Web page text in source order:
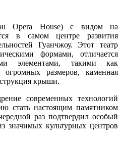
Opera House) с видом на
в самом центре развития
Гуанчжоу. Этот театр
формами, отличается
элементами, такими как
огромных размеров, каменная
крыши.
современных технологий
стать настоящим памятником
раз подтвердил особый
значимых культурных центров